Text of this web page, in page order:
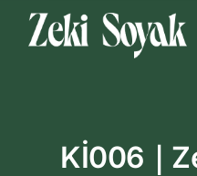
Kİ006｜